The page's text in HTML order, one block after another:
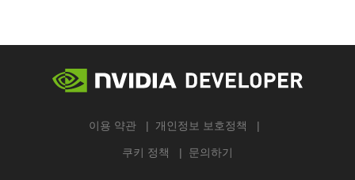
이용 약관 개인정보 보호정책
쿠키 정책 문의하기